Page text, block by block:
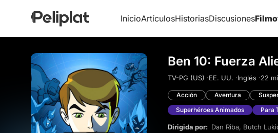
InicioArtículosHistoriasDiscusiones
Ben 10: Fuerza
TV-PG (US) ·EE. UU. ·Inglés ·22
Acción Aventura
Superhéroes Animados
Para
Dirigida por: Dan Riba, Butch